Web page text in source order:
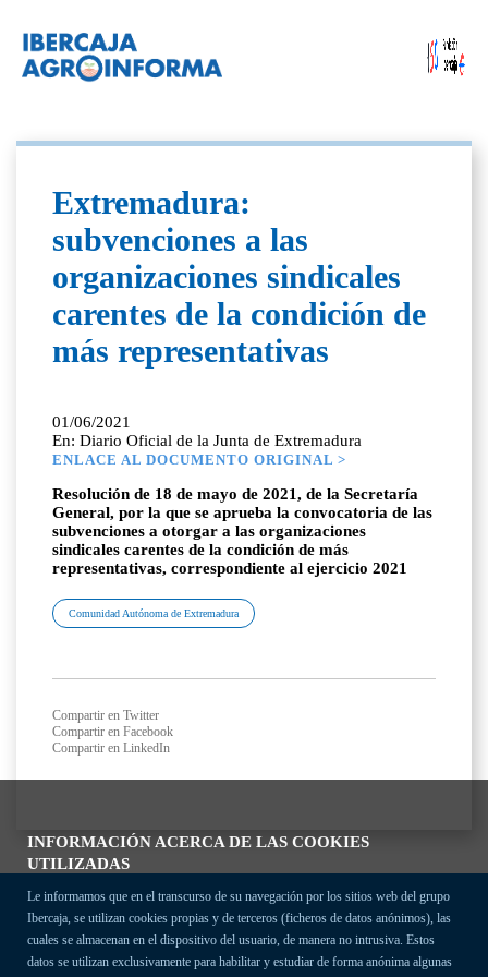
INFORMACIÓN ACERCA DE LAS COOKIES
UTILIZADAS
Le informamos que en el transcurso de su navegación por los sitios web del grupo
Ibercaja, se utilizan cookies propias y de terceros (ficheros de datos anónimos), las
cuales se almacenan en el dispositivo del usuario, de manera no intrusiva. Estos
datos se utilizan exclusivamente para habilitar y estudiar de forma anónima algunas
Extremadura:
subvenciones a las
organizaciones sindicales
carentes de la condición de
más representativas
01/06/2021
En: Diario Oficial de la Junta de Extremadura
ENLACE AL DOCUMENTO ORIGINAL >
Resolución de 18 de mayo de 2021, de la Secretaría
General, por la que se aprueba la convocatoria de las
subvenciones a otorgar a las organizaciones
sindicales carentes de la condición de más
representativas, correspondiente al ejercicio 2021
Comunidad Autónoma de Extremadura
Compartir en Twitter
Compartir en Facebook
Compartir en LinkedIn